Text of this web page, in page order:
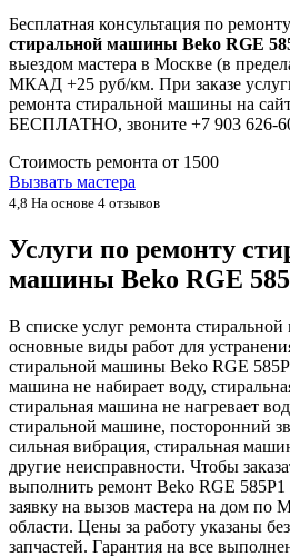
Бесплатная консультация по
стиральной машины Beko RGE
выездом мастера в Москве (в
МКАД +25 руб/км. При заказе
ремонта стиральной машины на
БЕСПЛАТНО, звоните +7 903 626-
Стоимость ремонта от 1500
Вызвать мастера
4,8 На основе 4 отзывов
Услуги по ремонту
машины Beko RGE
В списке услуг ремонта
основные виды работ для
стиральной машины Beko RGE
машина не набирает воду,
стиральная машина не нагревает
стиральной машине, посторонний
сильная вибрация, стиральная
другие неисправности. Чтобы
выполнить ремонт Beko RGE
заявку на вызов мастера на дом по
области. Цены за работу указаны
запчастей. Гарантия на все